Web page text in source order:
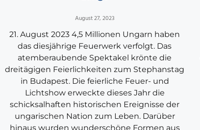
August 27, 2023
21. August 2023 4,5 Millionen Ungarn haben
das diesjährige Feuerwerk verfolgt. Das
atemberaubende Spektakel krönte die
dreitägigen Feierlichkeiten zum Stephanstag
in Budapest. Die feierliche Feuer- und
Lichtshow erweckte dieses Jahr die
schicksalhaften historischen Ereignisse der
ungarischen Nation zum Leben. Darüber
hinaus wurden wunderschöne Formen aus